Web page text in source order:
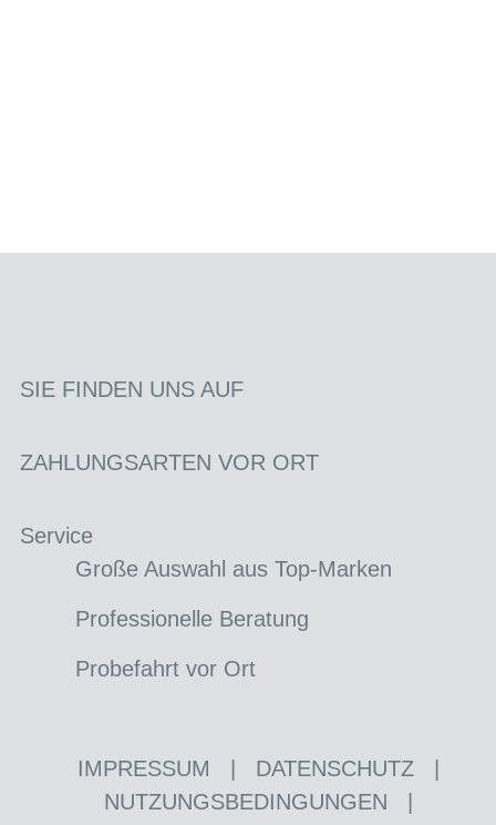
SIE FINDEN UNS AUF
ZAHLUNGSARTEN VOR ORT
Service
Große Auswahl aus Top-Marken
Professionelle Beratung
Probefahrt vor Ort
IMPRESSUM DATENSCHUTZ
NUTZUNGSBEDINGUNGEN